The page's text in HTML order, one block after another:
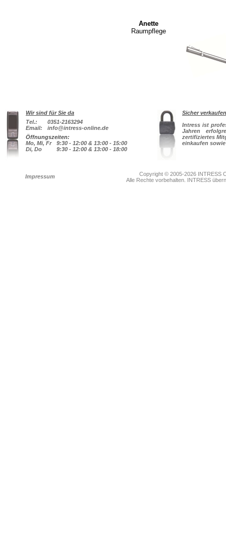
Anette
Raumpflege
Wir sind für Sie da
Tel.:
0351-2163294
Email:
info@intress-online.de
Öffnungszeiten:
Mo, Mi, Fr
9:30 - 12:00 & 13:00 - 15:00
Di, Do
9:30 - 12:00 & 13:00 - 18:00
Sicher
Intress ist
Jahren
zertifiziertes
einkaufen
Impressum
Copyright © 2005-2026 INTRESS
Alle Rechte vorbehalten. INTRESS